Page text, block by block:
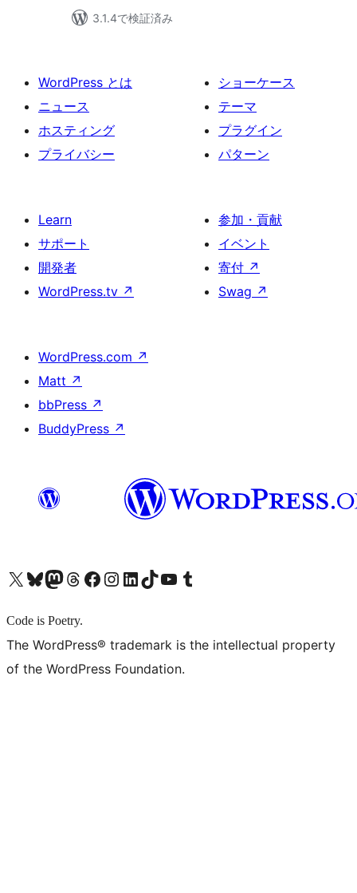
3.1.4で検証済み
WordPress とは
ニュース
ホスティング
プライバシー
ショーケース
テーマ
プラグイン
パターン
Learn
サポート
開発者
WordPress.tv ↗
参加・貢献
イベント
寄付 ↗
Swag ↗
WordPress.com ↗
Matt ↗
bbPress ↗
BuddyPress ↗
X (旧 Twitter) アカウントへBluesky アカウントへMastodon アカウントへThreads アカウントへ Facebook ページへInstagram アカウントへ LinkedIn アカウントへTikTok アカウントへYouTube チャンネルへ Tumblr アカウントへ
Code is Poetry.
The WordPress® trademark is the intellectual property
of the WordPress Foundation.